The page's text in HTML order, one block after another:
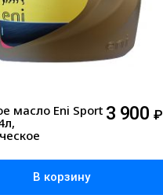
масло Eni Sport 3 900₽
В корзину